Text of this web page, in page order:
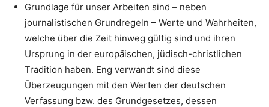
Grundlage für unser Arbeiten sind – neben
journalistischen Grundregeln – Werte und Wahrheiten,
welche über die Zeit hinweg gültig sind und ihren
Ursprung in der europäischen, jüdisch-christlichen
Tradition haben. Eng verwandt sind diese
Überzeugungen mit den Werten der deutschen
Verfassung bzw. des Grundgesetzes, dessen